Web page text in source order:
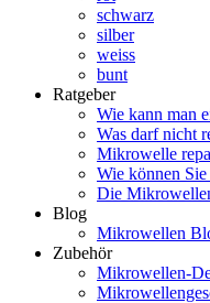
schwarz
silber
weiss
bunt
Ratgeber
Wie kann man
Was darf nicht
Mikrowelle
Wie können
Die
Blog
Mikrowellen
Zubehör
Mikrowellen-